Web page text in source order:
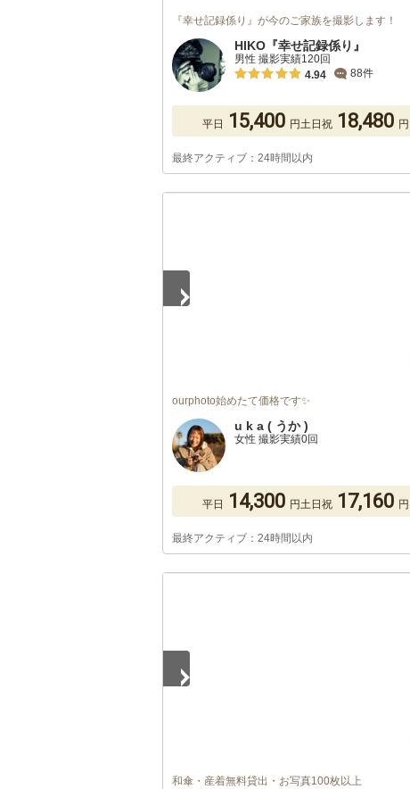
『幸せ記録係り』が今のご家族を撮影します！
HIKO『幸せ記録係り』
男性 撮影実績120回
4.94
88件
平日 15,400 円土日祝 18,480 円
最終アクティブ：24時間以内
ourphoto始めたて価格です✨
u k a ( うか )
女性 撮影実績0回
平日 14,300 円土日祝 17,160 円
最終アクティブ：24時間以内
和傘・産着無料貸出・お写真100枚以上